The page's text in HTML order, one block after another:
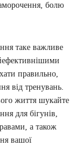
болю
таке важливе
правильно,
від тренувань.
життя шукайте
для бігунів,
а також
вашої